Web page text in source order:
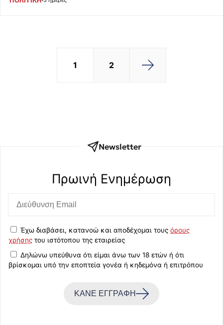
1 2
Newsletter
Πρωινή Eνημέρωση
Έχω διαβάσει, κατανοώ και αποδέχομαι τους όρους
χρήσης του ιστότοπου της εταιρείας
Δηλώνω υπεύθυνα ότι είμαι άνω των 18 ετών ή ότι
βρίσκομαι υπό την εποπτεία γονέα ή κηδεμόνα ή επιτρόπου
ΚΑΝΕ ΕΓΓΡΑΦΗ